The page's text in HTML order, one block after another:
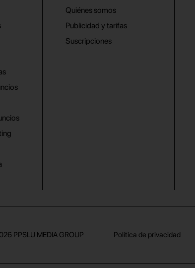
Quiénes somos
Publicidad y tarifas
Suscripciones
PPSLU MEDIA GROUP Política de privacidad